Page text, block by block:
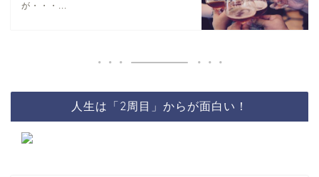
が・・・...
人生は「2周目」からが面白い！